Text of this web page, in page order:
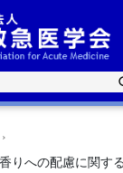
りへの配慮に関す